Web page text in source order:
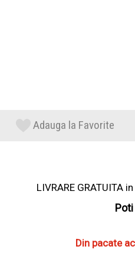
Adauga la Favorite
LIVRARE GRATUITA
Din pacate